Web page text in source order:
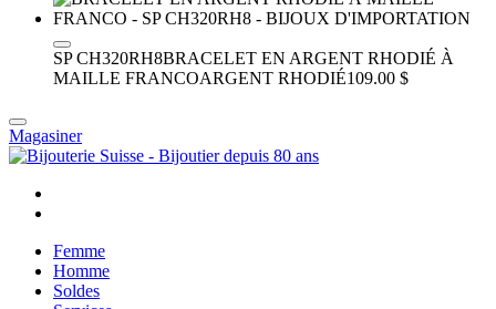
SP CH320RH8BRACELET EN ARGENT RHODIÉ À
MAILLE FRANCOARGENT RHODIÉ109.00 $
Magasiner
Femme
Homme
Soldes